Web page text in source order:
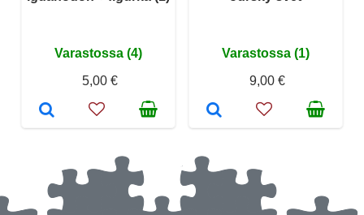
Varastossa (4)
5,00 €
Varastossa (1)
9,00 €